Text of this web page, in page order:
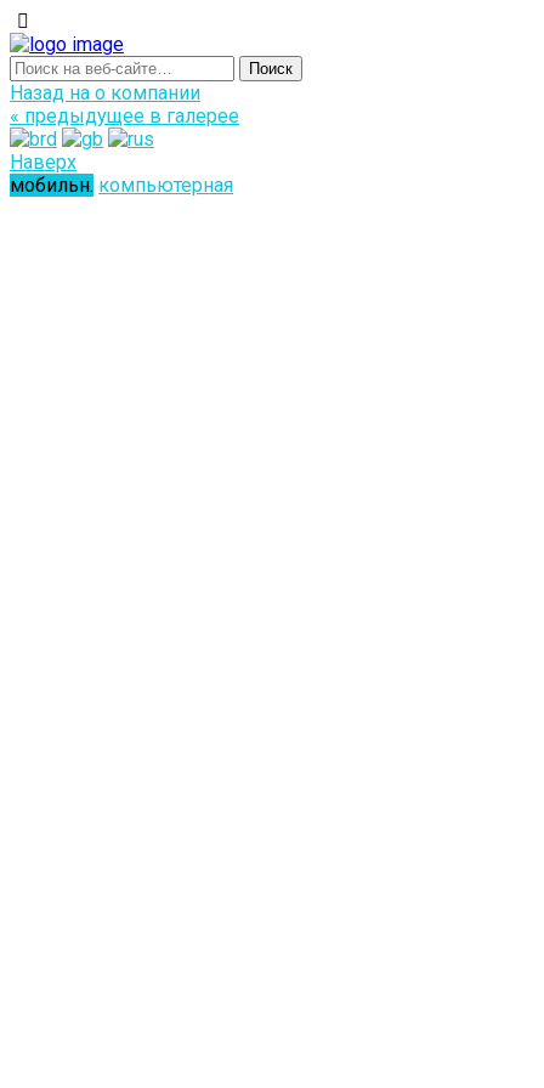
Назад на о компании
« предыдущее в галерее
Наверх
мобильн. компьютерная